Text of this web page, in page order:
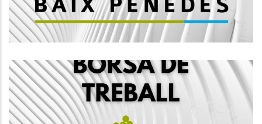
BORSA DE TREBALL Tècnic Mig,
Grup A2, De Perfils Professionals